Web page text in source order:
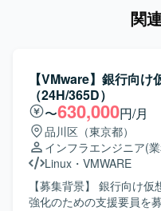
関
【VMware】銀行向
（24H/365D）
〜630,000円/月
品川区（東京都）
インフラエンジニア(
Linux ・ VMWARE
【募集背景】 銀行向け
強化のための支援要員を募集して